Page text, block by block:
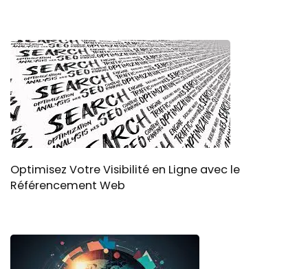
Optimisez Votre Visibilité en Ligne avec le
Référencement Web